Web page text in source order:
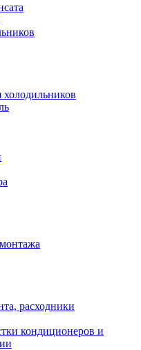
расходники
кондиционеров и